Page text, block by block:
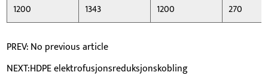
1200
1343 1200 270
PREV: No previous article
NEXT:HDPE elektrofusjonsreduksjonskobling